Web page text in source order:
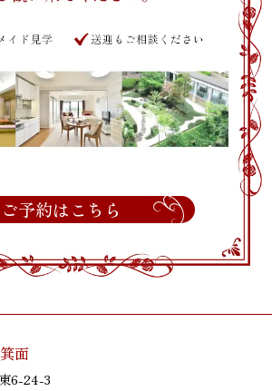
予約はこちら
面
6-24-3